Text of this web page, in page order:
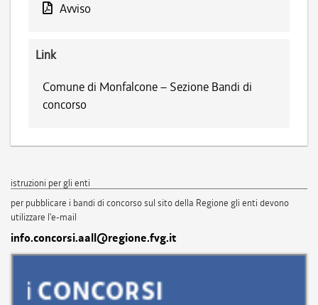
Avviso
Link
Comune di Monfalcone – Sezione Bandi di
concorso
istruzioni per gli enti
per pubblicare i bandi di concorso sul sito della Regione gli enti devono
utilizzare l'e-mail
info.concorsi.aall@regione.fvg.it